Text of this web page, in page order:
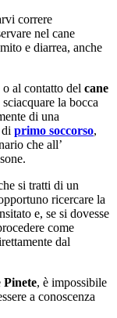
correre
nel cane
e diarrea, anche
al contatto del cane
la bocca
di una
primo soccorso,
che all’
si tratti di un
ricercare la
e, se si dovesse
come
dal
Pinete, è impossibile
a conoscenza